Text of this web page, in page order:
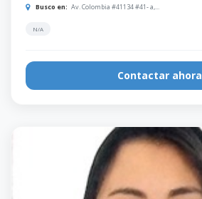
Busco en: Av. Colombia #41134 #41- a,...
N/A
Contactar ahora